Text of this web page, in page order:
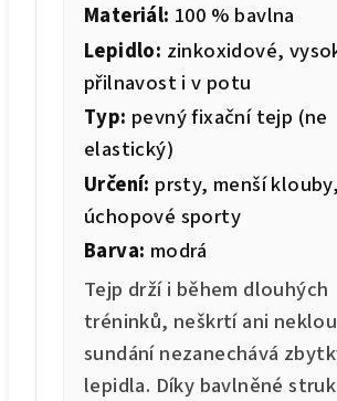
Materiál: 100 % bavlna
Lepidlo: zinkoxidové,
přilnavost i v potu
Typ: pevný fixační tejp (ne
elastický)
Určení: prsty, menší klouby,
úchopové sporty
Barva: modrá
Tejp drží i během dlouhých
tréninků, neškrtí ani
sundání nezanechává
lepidla. Díky bavlněné